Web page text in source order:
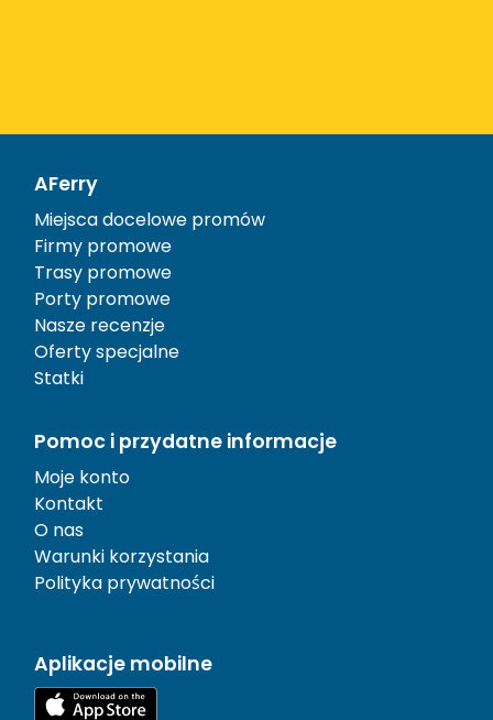
AFerry
Miejsca docelowe promów
Firmy promowe
Trasy promowe
Porty promowe
Nasze recenzje
Oferty specjalne
Statki
Pomoc i przydatne informacje
Moje konto
Kontakt
O nas
Warunki korzystania
Polityka prywatności
Aplikacje mobilne